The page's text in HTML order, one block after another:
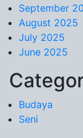
September
August 2025
July 2025
June 2025
Budaya
Seni